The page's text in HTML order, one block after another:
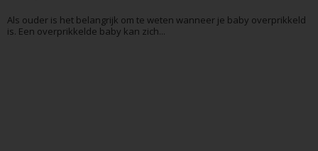
Als ouder is het belangrijk om te weten wanneer je baby overprikkeld
is. Een overprikkelde baby kan zich...